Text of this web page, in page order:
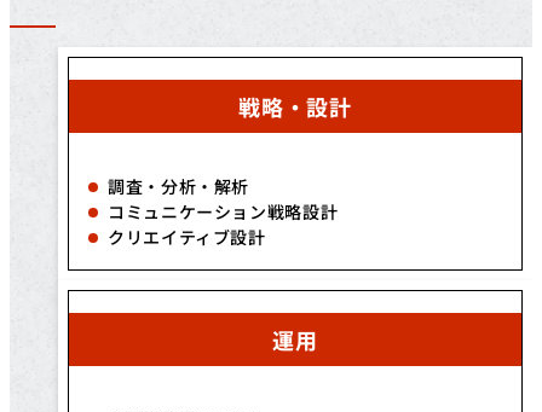
戦略・設計
調査・分析・解析
コミュニケーション戦略設計
クリエイティブ設計
運用